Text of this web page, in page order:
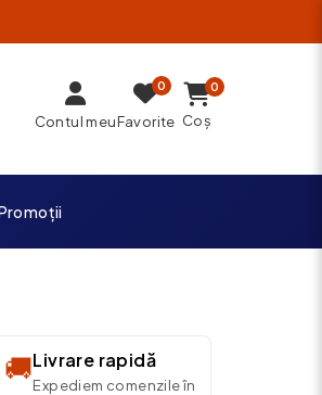
Contul meuFavorite
0
Coș
0
🚚Livrare rapidă
Expediem comenzile în